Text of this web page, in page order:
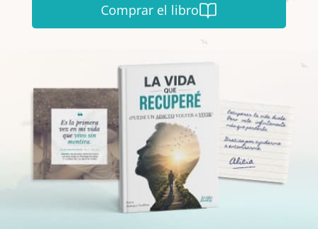
Comprar el libro